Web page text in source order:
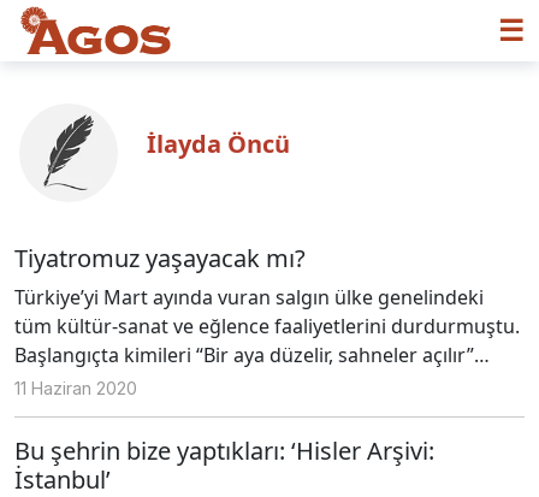
☰
İlayda Öncü
Tiyatromuz yaşayacak mı?
Türkiye’yi Mart ayında vuran salgın ülke genelindeki
tüm kültür-sanat ve eğlence faaliyetlerini durdurmuştu.
Başlangıçta kimileri “Bir aya düzelir, sahneler açılır”
derken, kimileri de sezonun bittiğini söylüyordu. Biz de
iptal olan tiyatro oyunlarımızın ardından gözü yaşlı bir
şekilde el salladık. Sonra gözümüzdeki yaş kurudu,
durumu kabullendik fakat bir türlü çözülmeyen
11 Haziran 2020
Bu şehrin bize yaptıkları: ‘Hisler Arşivi:
İstanbul’